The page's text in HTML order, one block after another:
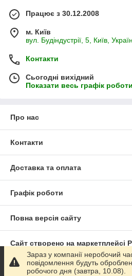
Працює з 30.12.2008
м. Київ
вул. Будіндустрії, 5, Київ,
Контакти
Сьогодні вихідний
Показати весь графік роботи
Про нас
Контакти
Доставка та оплата
Графік роботи
Повна версія сайту
Сайт створено на маркетплейсі
Політика конфіденційності
Зараз у компанії неробочий
повідомлення будуть
робочого дня (завтра, 10.08).